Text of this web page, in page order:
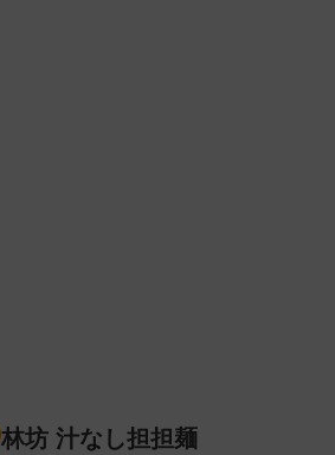
林坊 汁なし担担麺